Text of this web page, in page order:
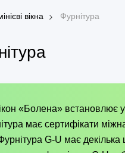
вікна Фурнітура
«Болена» встановлює
має сертифікати
G-U має декілька